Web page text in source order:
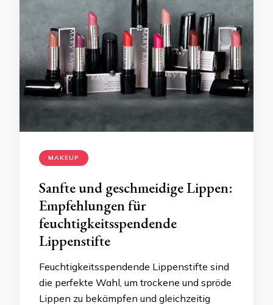
MAKEUP
Sanfte und geschmeidige Lippen:
Empfehlungen für
feuchtigkeitsspendende
Lippenstifte
Feuchtigkeitsspendende Lippenstifte sind
die perfekte Wahl, um trockene und spröde
Lippen zu bekämpfen und gleichzeitig